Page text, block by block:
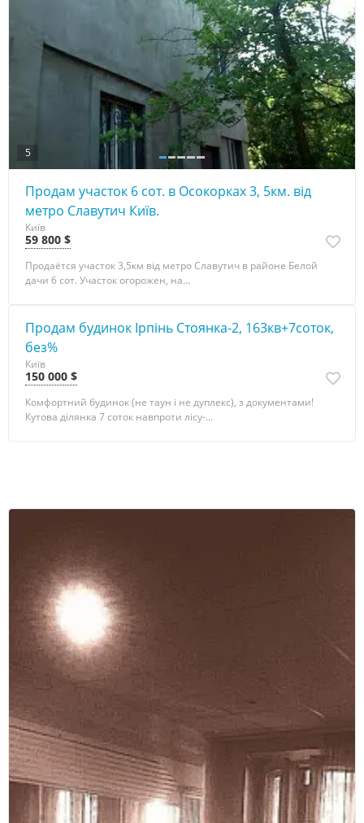
5
Продам участок 6 сот. в Осокорках 3, 5км. від
метро Славутич Київ.
Київ
59 800 $
Продаётся участок 3,5км від метро Славутич в районе Белой
дачи 6 сот. Участок огорожен, на...
Продам будинок Ірпінь Стоянка-2, 163кв+7соток,
без%
Київ
150 000 $
Комфортний будинок (не таун і не дуплекс), з документами!
Кутова ділянка 7 соток навпроти лісу-...